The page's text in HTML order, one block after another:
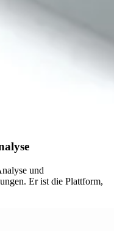
und
Er ist die Plattform,